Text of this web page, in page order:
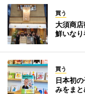
買う
大須商
鮮いな
買う
日本初
みをま